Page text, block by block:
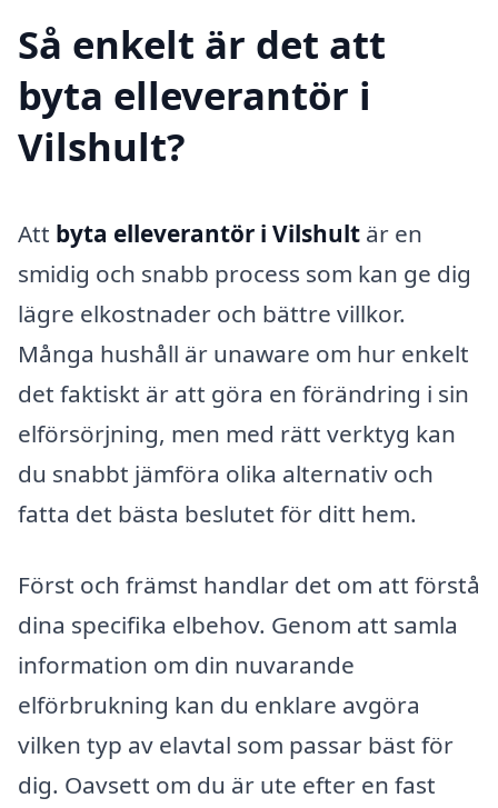
Så enkelt är det att
byta elleverantör i
Vilshult?
Att byta elleverantör i Vilshult är en
smidig och snabb process som kan ge dig
lägre elkostnader och bättre villkor.
Många hushåll är unaware om hur enkelt
det faktiskt är att göra en förändring i sin
elförsörjning, men med rätt verktyg kan
du snabbt jämföra olika alternativ och
fatta det bästa beslutet för ditt hem.
Först och främst handlar det om att förstå
dina specifika elbehov. Genom att samla
information om din nuvarande
elförbrukning kan du enklare avgöra
vilken typ av elavtal som passar bäst för
dig. Oavsett om du är ute efter en fast